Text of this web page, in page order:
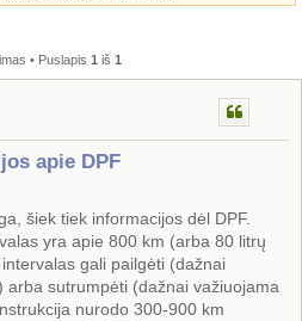
• Puslapis 1 iš 1
apie DPF
šiek tiek informacijos dėl DPF.
yra apie 800 km (arba 80 litrų
gali pailgėti (dažnai
arba sutrumpėti (dažnai važiuojama
nurodo 300-900 km